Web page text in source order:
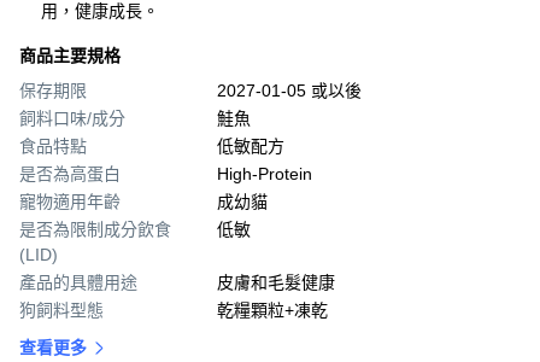
用，健康成長。
商品主要規格
保存期限
2027-01-05 或以後
飼料口味/成分
鮭魚
食品特點
低敏配方
是否為高蛋白
High-Protein
寵物適用年齡
成幼貓
是否為限制成分飲食
(LID)
低敏
產品的具體用途
皮膚和毛髮健康
狗飼料型態
乾糧顆粒+凍乾
查看更多